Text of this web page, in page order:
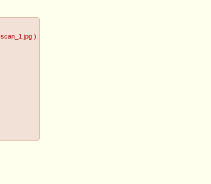
, scan_1.jpg )